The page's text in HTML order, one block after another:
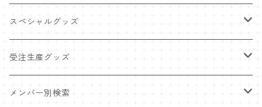
25.4 きゅ～くま
25新体制 衣装
25.2 メンカラ交換！メイド服
25.5 セーラー服
25.4 きゅ～くま
25新体制 衣装
25.5 セーラー服
25.4 きゅ～くま
25新体制 衣装
スペシャルグッズ
ワンマンライブグッズ
ペンライト
受注生産グッズ
推しTシャツ
メンバー別検索